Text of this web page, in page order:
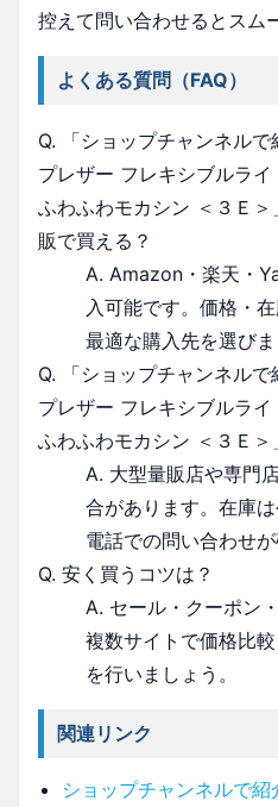
控えて問い合わせるとスム
よくある質問（FAQ）
Q. 「ショップチャンネル
プレザー フレキシブルラ
ふわふわモカシン ＜３Ｅ
販で買える？
A. Amazon・楽天・
入可能です。価格・
最適な購入先を選びま
Q. 「ショップチャンネル
プレザー フレキシブルラ
ふわふわモカシン ＜３Ｅ＞
A. 大型量販店や専門
合があります。在庫
電話での問い合わせが
Q. 安く買うコツは？
A. セール・クーポン
複数サイトで価格比
を行いましょう。
関連リンク
ショップチャンネルで